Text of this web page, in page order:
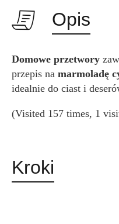
Opis
Domowe przetwory
przepis na marmoladę
idealnie do ciast i
(Visited 157 times, 1
Kroki